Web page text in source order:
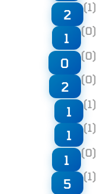
2 (1)
1 (0)
0 (0)
2 (0)
1 (1)
1 (1)
1 (0)
5 (1)